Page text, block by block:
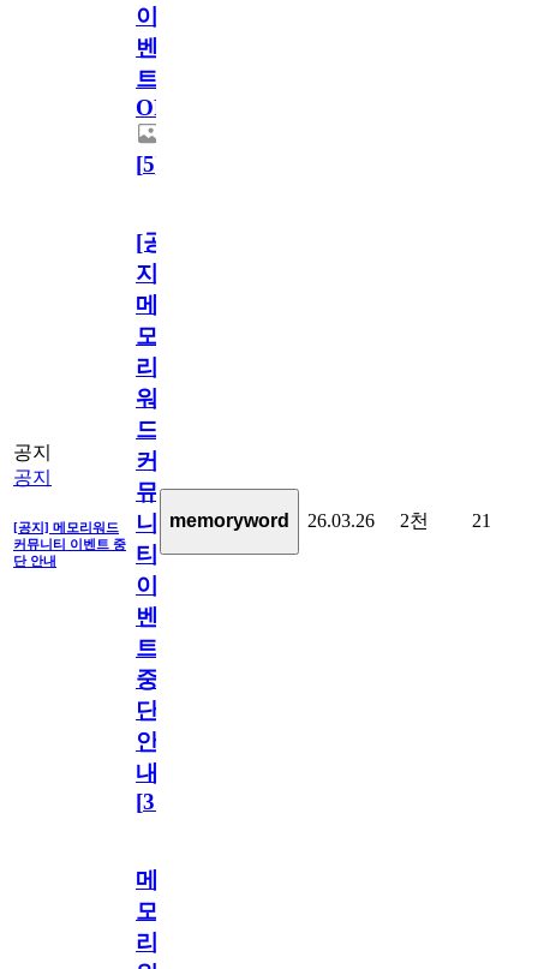
이
벤
트
OPEN!
[5]
공지
공지
[공지] 메모리워드
커뮤니티 이벤트 중
단 안내
[공
지]
메
모
리
워
드
커
뮤
니
티
이
벤
트
중
단
안
내
[31
memoryword 26.03.26 2천 21
메
모
리